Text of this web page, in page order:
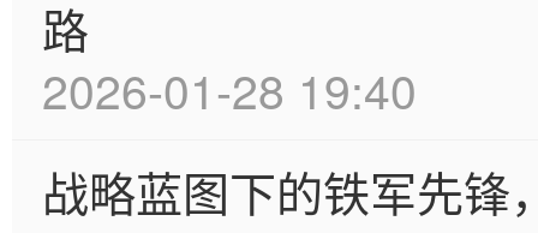
路
2026-01-28 19:40
战略蓝图下的铁军先锋